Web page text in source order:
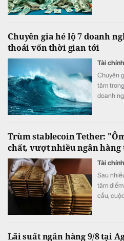
Chuyên gia hé lộ 7 doanh
thoái vốn thời gian tới
Tài chính
Chuyên
tâm
doanh
Trùm stablecoin Tether:
chất, vượt nhiều ngân
Tài chính
Sau
tâm
cầu,
Lãi suất ngân hàng 9/8 tại